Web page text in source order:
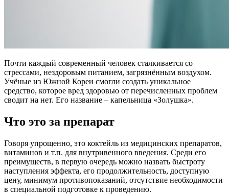
Почти каждый современный человек сталкивается со
стрессами, нездоровым питанием, загрязнённым воздухом.
Учёные из Южной Кореи смогли создать уникальное
средство, которое вред здоровью от перечисленных проблем
сводит на нет. Его название – капельница «Золушка».
Что это за препарат
Говоря упрощенно, это коктейль из медицинских препаратов,
витаминов и т.п. для внутривенного введения. Среди его
преимуществ, в первую очередь можно назвать быстроту
наступления эффекта, его продолжительность, доступную
цену, минимум противопоказаний, отсутствие необходимости
в специальной подготовке к проведению.